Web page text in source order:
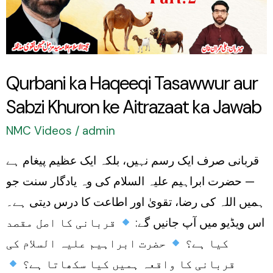
Qurbani ka Haqeeqi Tasawwur aur
Sabzi Khuron ke Aitrazaat ka Jawab
NMC Videos / admin
قربانی صرف ایک رسم نہیں، بلکہ ایک عظیم پیغام ہے
— حضرت ابراہیم علیہ السلام کی وہ یادگار سنت جو
ہمیں اللہ کی رضا، تقویٰ اور اطاعت کا درس دیتی ہے۔
اس ویڈیو میں آپ جانیں گے:
قربانی کا اصل مقصد
کیا ہے؟
حضرت ابراہیم علیہ السلام کی
قربانی کا واقعہ ہمیں کیا سکھاتا ہے؟
Sabzi
Khuron
Aitrazaat
ka
Jawab